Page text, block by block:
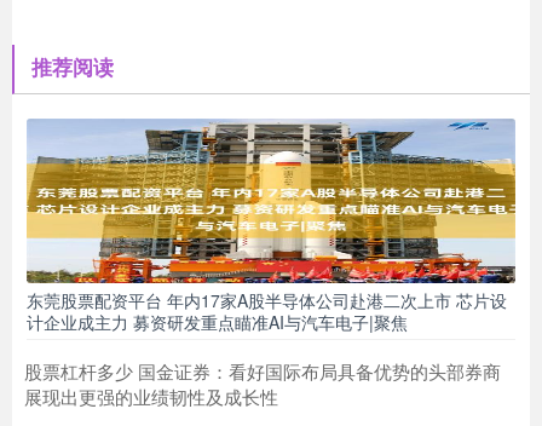
推荐阅读
东莞股票配资平台 年内17家A股半导体公司赴港二次上市 芯片设
计企业成主力 募资研发重点瞄准AI与汽车电子|聚焦
股票杠杆多少 国金证券：看好国际布局具备优势的头部券商
展现出更强的业绩韧性及成长性